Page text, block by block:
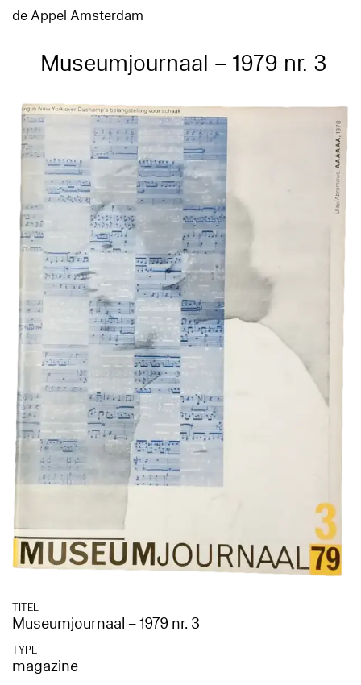
de Appel Amsterdam
Museumjournaal – 1979 nr. 3
TITEL
Museumjournaal – 1979 nr. 3
TYPE
magazine